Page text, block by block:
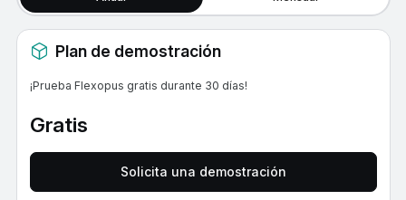
Plan de demostración
¡Prueba Flexopus gratis durante 30 días!
Gratis
Solicita una demostración